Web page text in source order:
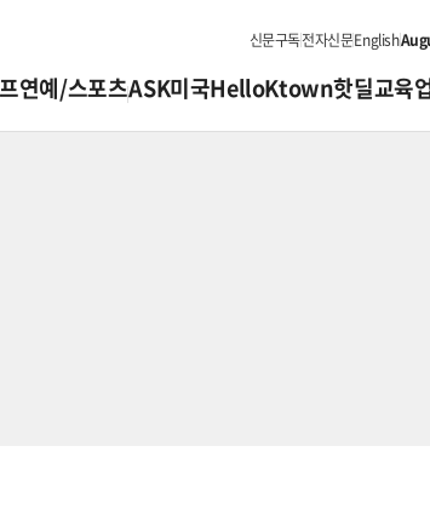
신문구독전자신문English
연예/스포츠ASK미국HelloKtown핫딜교육